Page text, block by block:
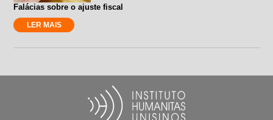
Falácias sobre o ajuste fiscal
LER MAIS